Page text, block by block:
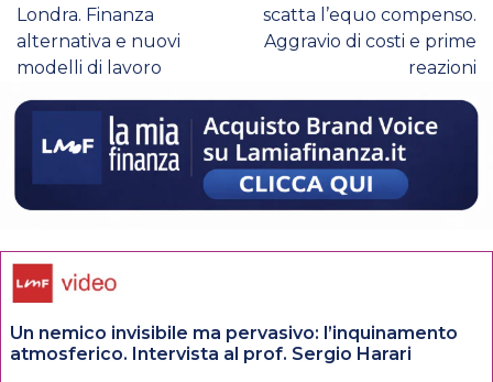
Londra. Finanza
alternativa e nuovi
modelli di lavoro
scatta l’equo compenso.
Aggravio di costi e prime
reazioni
Un nemico invisibile ma pervasivo: l’inquinamento
atmosferico. Intervista al prof. Sergio Harari